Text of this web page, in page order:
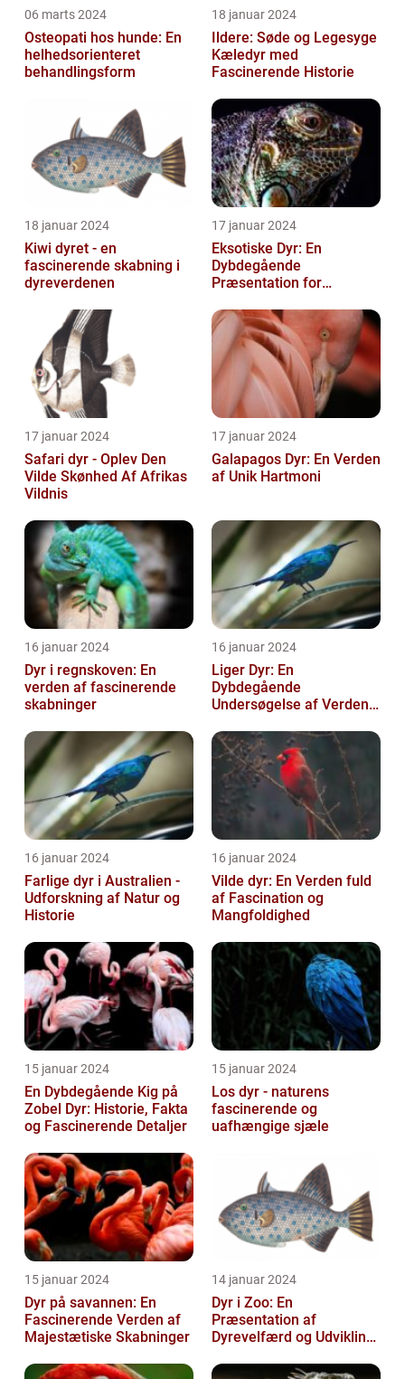
06 marts 2024
Osteopati hos hunde: En
helhedsorienteret
behandlingsform
18 januar 2024
Ildere: Søde og Legesyge
Kæledyr med
Fascinerende Historie
18 januar 2024
Kiwi dyret - en
fascinerende skabning i
dyreverdenen
17 januar 2024
Eksotiske Dyr: En
Dybdegående
Præsentation for
17 januar 2024
Safari dyr - Oplev Den
Vilde Skønhed Af Afrikas
Vildnis
17 januar 2024
Galapagos Dyr: En Verden
af Unik Hartmoni
16 januar 2024
Dyr i regnskoven: En
verden af fascinerende
skabninger
16 januar 2024
Liger Dyr: En
Dybdegående
Undersøgelse af Verdens
16 januar 2024
Farlige dyr i Australien -
Udforskning af Natur og
Historie
16 januar 2024
Vilde dyr: En Verden fuld
af Fascination og
Mangfoldighed
15 januar 2024
En Dybdegående Kig på
Zobel Dyr: Historie, Fakta
og Fascinerende Detaljer
15 januar 2024
Los dyr - naturens
fascinerende og
uafhængige sjæle
15 januar 2024
Dyr på savannen: En
Fascinerende Verden af
Majestætiske Skabninger
14 januar 2024
Dyr i Zoo: En
Præsentation af
Dyrevelfærd og Udvikling